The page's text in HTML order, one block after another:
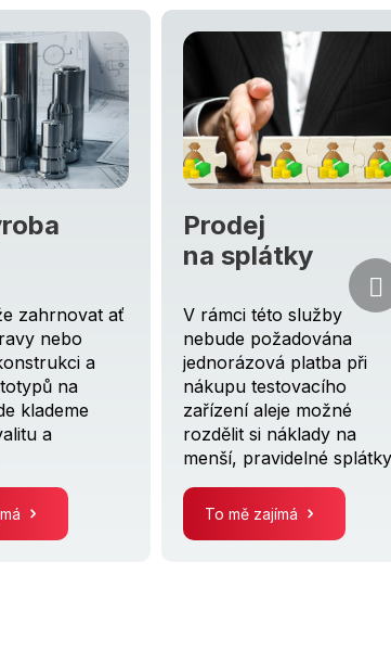
služby
platba při
možné
na
splátky.
Posudky
a odhad ceny
Detailní posouzení a
zhodnocení technického
stavu, výkonnosti a
relevantních aspektů
testovacího zařízení
včetně.
To mě zajímá